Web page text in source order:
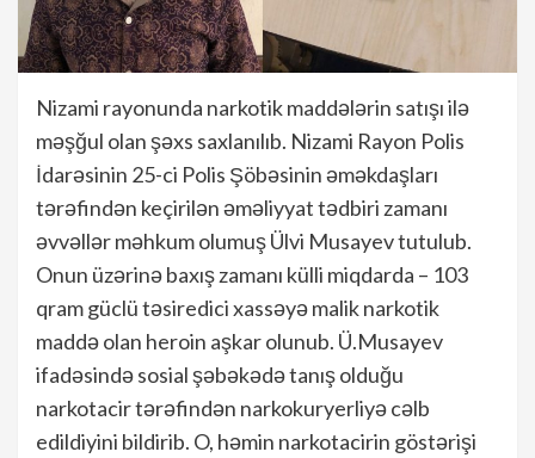
Nizami rayonunda narkotik maddələrin satışı ilə
məşğul olan şəxs saxlanılıb. Nizami Rayon Polis
İdarəsinin 25-ci Polis Şöbəsinin əməkdaşları
tərəfindən keçirilən əməliyyat tədbiri zamanı
əvvəllər məhkum olumuş Ülvi Musayev tutulub.
Onun üzərinə baxış zamanı külli miqdarda – 103
qram güclü təsiredici xassəyə malik narkotik
maddə olan heroin aşkar olunub. Ü.Musayev
ifadəsində sosial şəbəkədə tanış olduğu
narkotacir tərəfindən narkokuryerliyə cəlb
edildiyini bildirib. O, həmin narkotacirin göstərişi